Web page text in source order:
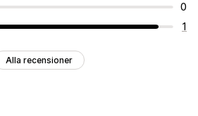
0
1
Alla recensioner